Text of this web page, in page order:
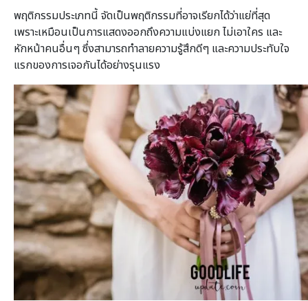
พฤติกรรมประเภทนี้ จัดเป็นพฤติกรรมที่อาจเรียกได้ว่าแย่ที่สุด
เพราะเหมือนเป็นการแสดงออกถึงความแบ่งแยก ไม่เอาใคร และ
หักหน้าคนอื่นๆ ซึ่งสามารถทำลายความรู้สึกดีๆ และความประทับใจ
แรกของการเจอกันได้อย่างรุนแรง